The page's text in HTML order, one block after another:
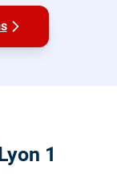
1